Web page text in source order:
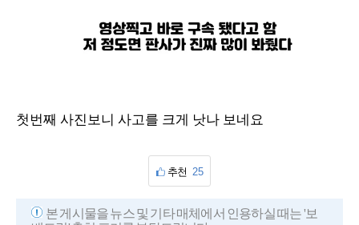
첫번째 사진보니 사고를 크게 낫나 보네요
추천 25
본 게시물을 뉴스 및 기타 매체에서 인용하실 때는 '보